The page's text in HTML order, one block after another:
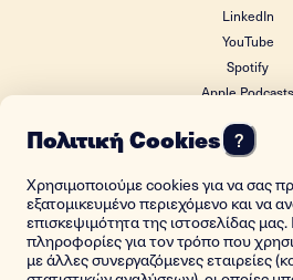
LinkedIn
YouTube
Spotify
Apple Podcasts
ΙΔΡΥΤΙΚΟΣ
Πολιτική Cookies ?
Χρησιμοποιούμε cookies για να σας
εξατομικευμένο περιεχόμενο και να
επισκεψιμότητα της ιστοσελίδας
πληροφορίες για τον τρόπο που
με άλλες συνεργαζόμενες εταιρείες